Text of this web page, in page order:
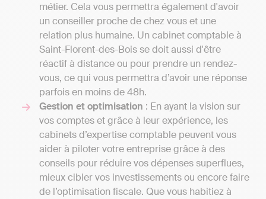
métier. Cela vous permettra également d'avoir
un conseiller proche de chez vous et une
relation plus humaine. Un cabinet comptable à
Saint-Florent-des-Bois se doit aussi d'être
réactif à distance ou pour prendre un rendez-
vous, ce qui vous permettra d’avoir une réponse
parfois en moins de 48h.
Gestion et optimisation : En ayant la vision sur
vos comptes et grâce à leur expérience, les
cabinets d’expertise comptable peuvent vous
aider à piloter votre entreprise grâce à des
conseils pour réduire vos dépenses superflues,
mieux cibler vos investissements ou encore faire
de l’optimisation fiscale. Que vous habitiez à